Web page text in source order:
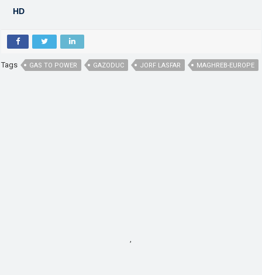
HD
Tags GAS TO POWER GAZODUC JORF LASFAR MAGHREB-EUROPE
,